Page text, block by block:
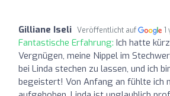
Gilliane Iseli Veröffentlicht auf 1
Fantastische Erfahrung: Ich hatte
Vergnügen, meine Nippel im
bei Linda stechen zu lassen, und ich
begeistert! Von Anfang an fühlte ich